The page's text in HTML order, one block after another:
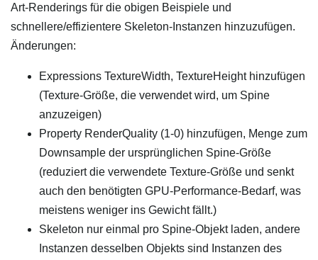
Art-Renderings für die obigen Beispiele und
schnellere/effizientere Skeleton-Instanzen hinzuzufügen.
Änderungen:
Expressions TextureWidth, TextureHeight hinzufügen
(Texture-Größe, die verwendet wird, um Spine
anzuzeigen)
Property RenderQuality (1-0) hinzufügen, Menge zum
Downsample der ursprünglichen Spine-Größe
(reduziert die verwendete Texture-Größe und senkt
auch den benötigten GPU-Performance-Bedarf, was
meistens weniger ins Gewicht fällt.)
Skeleton nur einmal pro Spine-Objekt laden, andere
Instanzen desselben Objekts sind Instanzen des